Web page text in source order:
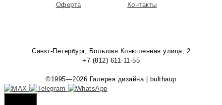
Оферта
Контакты
Санкт-Петербург, Большая Конюшенная улица, 2
+7 (812) 611-11-55
©1995—2026 Галерея дизайна | bulthaup